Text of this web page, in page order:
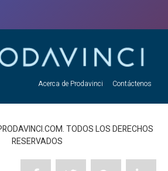
Acerca de Prodavinci Contáctenos
TODOS LOS DERECHOS
RESERVADOS